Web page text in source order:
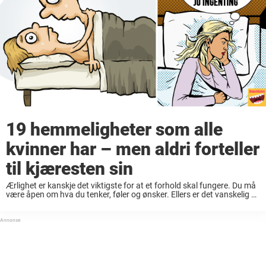
19 hemmeligheter som alle
kvinner har – men aldri forteller
til kjæresten sin
Ærlighet er kanskje det viktigste for at et forhold skal fungere. Du må
være åpen om hva du tenker, føler og ønsker. Ellers er det vanskelig å